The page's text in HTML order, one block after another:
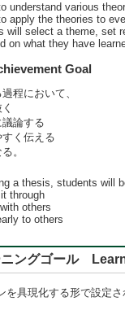
understand various
apply the theories to
will select a theme, set
on what they have
Goal
程において、
論する
く伝える
。
a thesis, students will
through
others
to others
ニングゴール
具現化する形で設定さ